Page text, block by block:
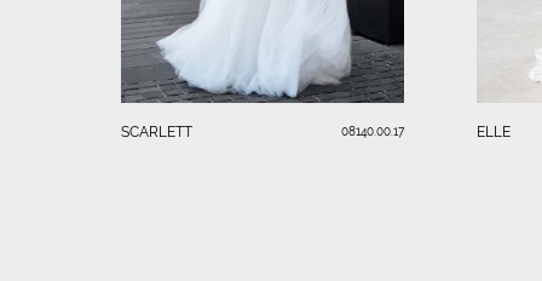
SCARLETT 08140.00.17 ELLE